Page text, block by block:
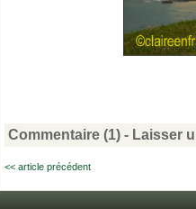
Commentaire (1) - Laisser
<< article précédent